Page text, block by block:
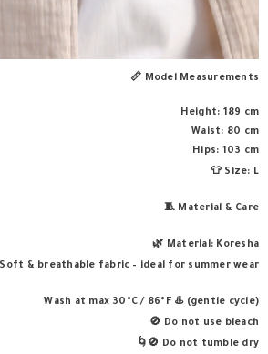
Model Measurements
📏
Height: 189 cm
Waist: 80 cm
Hips: 103 cm
Size: L
👕
Material & Care
🧵
Material: Koresha
🌿
Soft & breathable fabric – ideal for summer wear
Wash at max 30°C / 86°F♨️ (gentle cycle)
Do not use bleach
🚫
Do not tumble dry
🚫🌀